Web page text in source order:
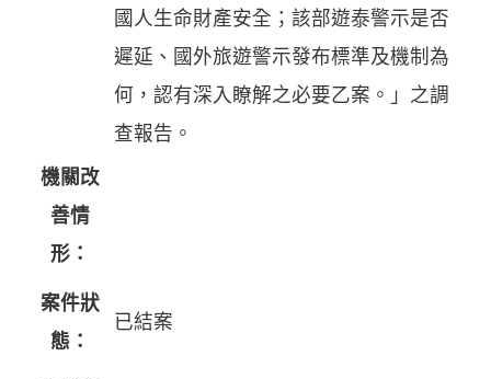
國人生命財產安全；該部遊泰警示是否
遲延、國外旅遊警示發布標準及機制為
何，認有深入瞭解之必要乙案。」之調
查報告。
機關改
善情
形：
案件狀
態：
已結案